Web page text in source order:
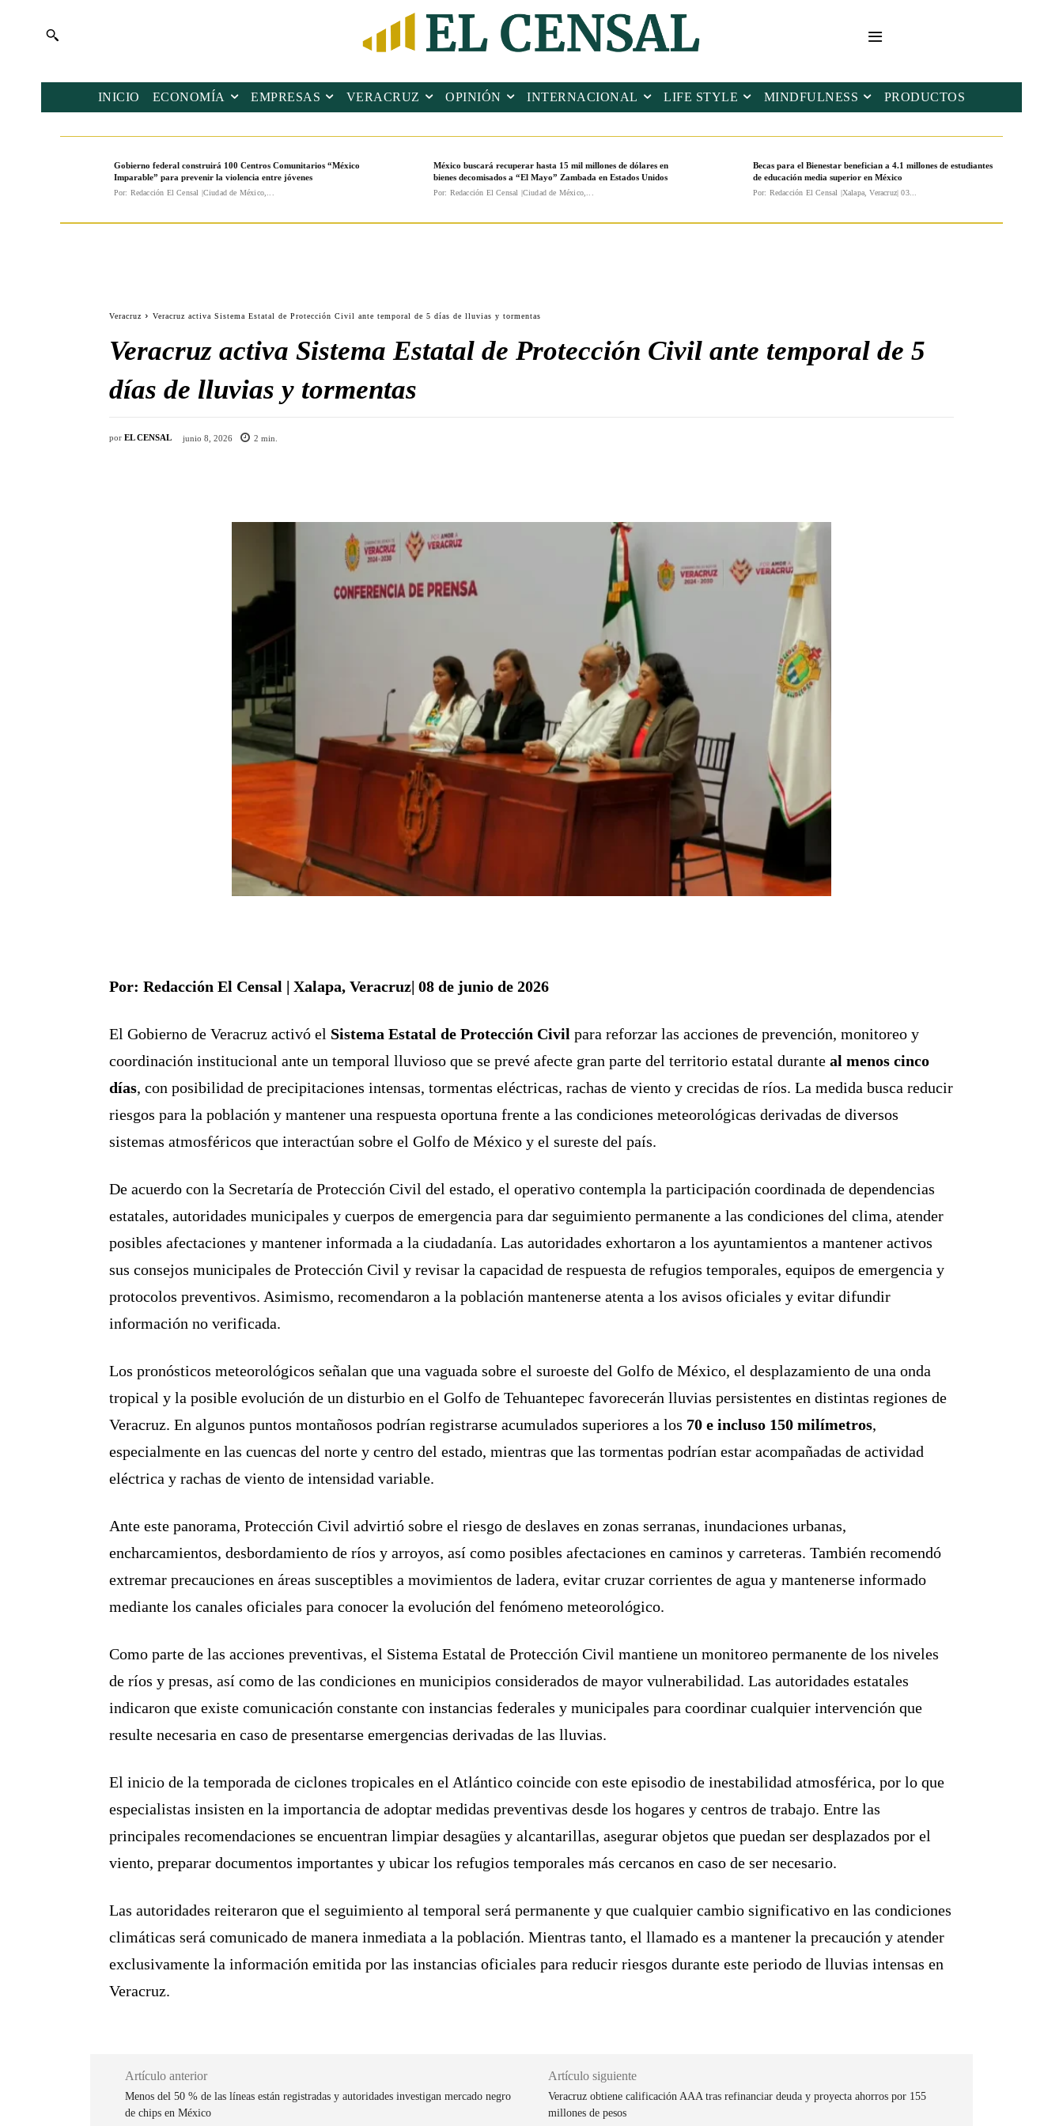
INICIO ECONOMÍA EMPRESAS VERACRUZ OPINIÓN INTERNACIONAL LIFE STYLE MINDFULNESS PRODUCTOS
Gobierno federal construirá 100 Centros Comunitarios “México
Imparable” para prevenir la violencia entre jóvenes
Por: Redacción El Censal |Ciudad de México,...
México buscará recuperar hasta 15 mil millones de dólares en
bienes decomisados a “El Mayo” Zambada en Estados Unidos
Por: Redacción El Censal |Ciudad de México,...
Becas para el Bienestar benefician a 4.1 millones de estudiantes
de educación media superior en México
Por: Redacción El Censal |Xalapa, Veracruz| 03...
Veracruz Veracruz activa Sistema Estatal de Protección Civil ante temporal de 5 días de lluvias y tormentas
Veracruz activa Sistema Estatal de Protección Civil ante temporal de 5
días de lluvias y tormentas
por EL CENSAL junio 8, 2026 2 min.
Por: Redacción El Censal | Xalapa, Veracruz| 08 de junio de 2026
El Gobierno de Veracruz activó el Sistema Estatal de Protección Civil para reforzar las acciones de prevención, monitoreo y
coordinación institucional ante un temporal lluvioso que se prevé afecte gran parte del territorio estatal durante al menos cinco
días, con posibilidad de precipitaciones intensas, tormentas eléctricas, rachas de viento y crecidas de ríos. La medida busca reducir
riesgos para la población y mantener una respuesta oportuna frente a las condiciones meteorológicas derivadas de diversos
sistemas atmosféricos que interactúan sobre el Golfo de México y el sureste del país.
De acuerdo con la Secretaría de Protección Civil del estado, el operativo contempla la participación coordinada de dependencias
estatales, autoridades municipales y cuerpos de emergencia para dar seguimiento permanente a las condiciones del clima, atender
posibles afectaciones y mantener informada a la ciudadanía. Las autoridades exhortaron a los ayuntamientos a mantener activos
sus consejos municipales de Protección Civil y revisar la capacidad de respuesta de refugios temporales, equipos de emergencia y
protocolos preventivos. Asimismo, recomendaron a la población mantenerse atenta a los avisos oficiales y evitar difundir
información no verificada.
Los pronósticos meteorológicos señalan que una vaguada sobre el suroeste del Golfo de México, el desplazamiento de una onda
tropical y la posible evolución de un disturbio en el Golfo de Tehuantepec favorecerán lluvias persistentes en distintas regiones de
Veracruz. En algunos puntos montañosos podrían registrarse acumulados superiores a los 70 e incluso 150 milímetros,
especialmente en las cuencas del norte y centro del estado, mientras que las tormentas podrían estar acompañadas de actividad
eléctrica y rachas de viento de intensidad variable.
Ante este panorama, Protección Civil advirtió sobre el riesgo de deslaves en zonas serranas, inundaciones urbanas,
encharcamientos, desbordamiento de ríos y arroyos, así como posibles afectaciones en caminos y carreteras. También recomendó
extremar precauciones en áreas susceptibles a movimientos de ladera, evitar cruzar corrientes de agua y mantenerse informado
mediante los canales oficiales para conocer la evolución del fenómeno meteorológico.
Como parte de las acciones preventivas, el Sistema Estatal de Protección Civil mantiene un monitoreo permanente de los niveles
de ríos y presas, así como de las condiciones en municipios considerados de mayor vulnerabilidad. Las autoridades estatales
indicaron que existe comunicación constante con instancias federales y municipales para coordinar cualquier intervención que
resulte necesaria en caso de presentarse emergencias derivadas de las lluvias.
El inicio de la temporada de ciclones tropicales en el Atlántico coincide con este episodio de inestabilidad atmosférica, por lo que
especialistas insisten en la importancia de adoptar medidas preventivas desde los hogares y centros de trabajo. Entre las
principales recomendaciones se encuentran limpiar desagües y alcantarillas, asegurar objetos que puedan ser desplazados por el
viento, preparar documentos importantes y ubicar los refugios temporales más cercanos en caso de ser necesario.
Las autoridades reiteraron que el seguimiento al temporal será permanente y que cualquier cambio significativo en las condiciones
climáticas será comunicado de manera inmediata a la población. Mientras tanto, el llamado es a mantener la precaución y atender
exclusivamente la información emitida por las instancias oficiales para reducir riesgos durante este periodo de lluvias intensas en
Veracruz.
Artículo anterior
Menos del 50 % de las líneas están registradas y autoridades investigan mercado negro
de chips en México
Artículo siguiente
Veracruz obtiene calificación AAA tras refinanciar deuda y proyecta ahorros por 155
millones de pesos